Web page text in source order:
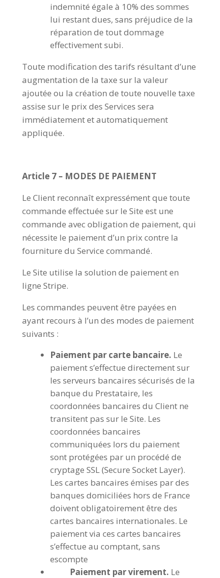
indemnité égale à 10% des sommes
lui restant dues, sans préjudice de la
réparation de tout dommage
effectivement subi.
Toute modification des tarifs résultant d’une
augmentation de la taxe sur la valeur
ajoutée ou la création de toute nouvelle taxe
assise sur le prix des Services sera
immédiatement et automatiquement
appliquée.
Article 7 – MODES DE PAIEMENT
Le Client reconnaît expressément que toute
commande effectuée sur le Site est une
commande avec obligation de paiement, qui
nécessite le paiement d’un prix contre la
fourniture du Service commandé.
Le Site utilise la solution de paiement en
ligne Stripe.
Les commandes peuvent être payées en
ayant recours à l’un des modes de paiement
suivants :
Paiement par carte bancaire. Le
paiement s’effectue directement sur
les serveurs bancaires sécurisés de la
banque du Prestataire, les
coordonnées bancaires du Client ne
transitent pas sur le Site. Les
coordonnées bancaires
communiquées lors du paiement
sont protégées par un procédé de
cryptage SSL (Secure Socket Layer).
Les cartes bancaires émises par des
banques domiciliées hors de France
doivent obligatoirement être des
cartes bancaires internationales. Le
paiement via ces cartes bancaires
s’effectue au comptant, sans
escompte
Paiement par virement. Le